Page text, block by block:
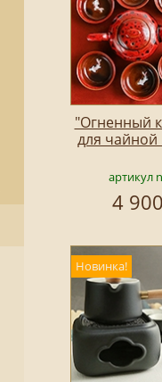
"Огненный
для
артикул
4
Новинка!